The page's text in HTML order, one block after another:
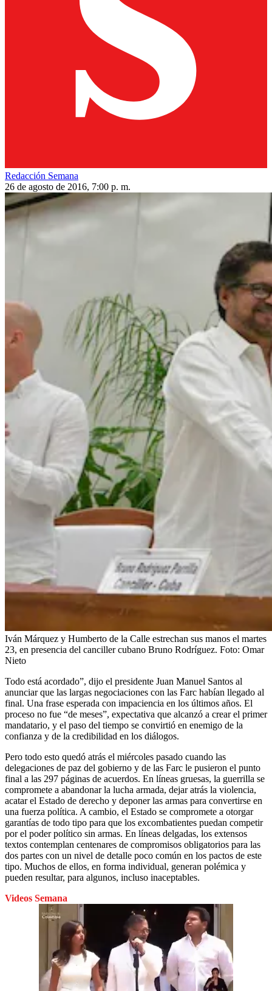
Redacción Semana
26 de agosto de 2016, 7:00 p. m.
Iván Márquez y Humberto de la Calle estrechan sus manos el martes
23, en presencia del canciller cubano Bruno Rodríguez. Foto: Omar
Nieto
Todo está acordado”, dijo el presidente Juan Manuel Santos al
anunciar que las largas negociaciones con las Farc habían llegado al
final. Una frase esperada con impaciencia en los últimos años. El
proceso no fue “de meses”, expectativa que alcanzó a crear el primer
mandatario, y el paso del tiempo se convirtió en enemigo de la
confianza y de la credibilidad en los diálogos.
Pero todo esto quedó atrás el miércoles pasado cuando las
delegaciones de paz del gobierno y de las Farc le pusieron el punto
final a las 297 páginas de acuerdos. En líneas gruesas, la guerrilla se
compromete a abandonar la lucha armada, dejar atrás la violencia,
acatar el Estado de derecho y deponer las armas para convertirse en
una fuerza política. A cambio, el Estado se compromete a otorgar
garantías de todo tipo para que los excombatientes puedan competir
por el poder político sin armas. En líneas delgadas, los extensos
textos contemplan centenares de compromisos obligatorios para las
dos partes con un nivel de detalle poco común en los pactos de este
tipo. Muchos de ellos, en forma individual, generan polémica y
pueden resultar, para algunos, incluso inaceptables.
Videos Semana